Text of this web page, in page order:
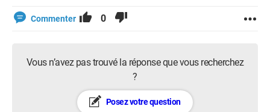
Commenter 0
Vous n’avez pas trouvé la réponse que vous recherchez
?
Posez votre question